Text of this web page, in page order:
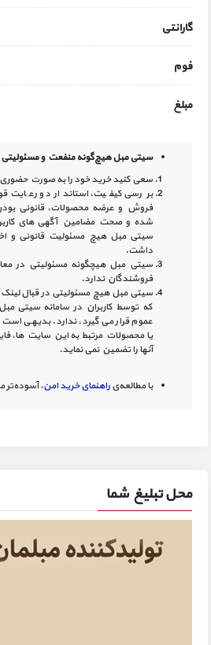
گارانتی
فوم
مبلغ
سیتی مبل هیچ‌گونه منفعت و
سعی کنید خرید خود را به صورت
بررسی کیفیت، استاندارد و
فروش و عرضه محصولات، قانونی
شده و صحت مضامین آگهی‏ های
سیتی مبل هیچ مسئولیت قانونی و
داشت.
سیتی مبل هیچگونه مسئولیتی در
فروشندگان ندارد.
سیتی مبل هیچ مسئولیتی در قبال
که توسط کاربران در سامانه‏ سیتی
عموم قرار می گیرد، ندارد. بدیهی
یا محصولات مرتبط به این سایت‏ ها،
آنها را تضمین نمی نماید.
با مطالعه‌یراهنمای خرید امن، آسوده‌تر
محل تبلیغ شما